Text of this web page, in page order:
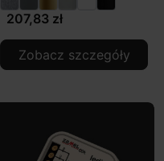
207,83 zł
Zobacz szczegóły